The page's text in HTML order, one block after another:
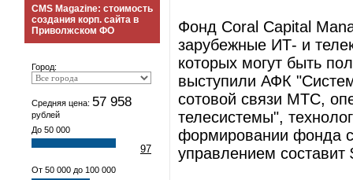
CMS Magazine: стоимость
создания корп. сайта в
Приволжском ФО
Город:
Средняя цена: 57 958
рублей
До 50 000
97
От 50 000 до 100 000
Фонд Coral Capital
зарубежные ИТ- и
которых могут быть
выступили АФК
сотовой связи МТС,
телесистемы",
формировании фонда
управлением